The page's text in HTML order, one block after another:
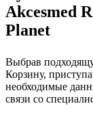
Akcesmed
Planet
Выбрав
Корзину,
необходимые
связи со